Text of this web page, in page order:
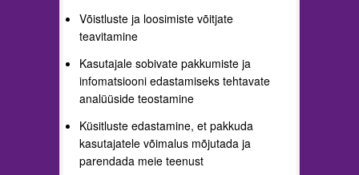
Võistluste ja loosimiste võitjate
teavitamine
Kasutajale sobivate pakkumiste ja
infomatsiooni edastamiseks tehtavate
analüüside teostamine
Küsitluste edastamine, et pakkuda
kasutajatele võimalus mõjutada ja
parendada meie teenust